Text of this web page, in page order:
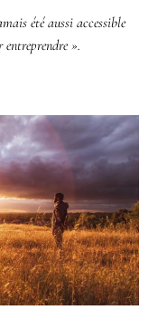
été aussi accessible
».